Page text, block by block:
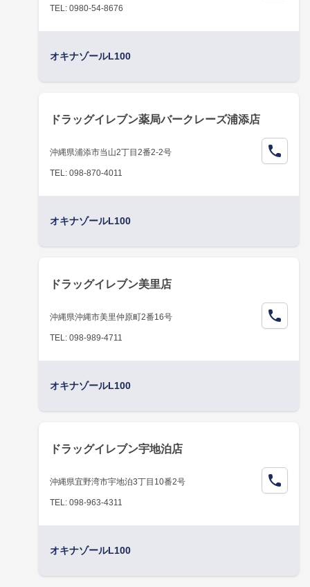
TEL: 0980-54-8676
オキナゾールL100
ドラッグイレブン薬局バークレーズ浦添店
沖縄県浦添市当山2丁目2番2-2号
TEL: 098-870-4011
オキナゾールL100
ドラッグイレブン美里店
沖縄県沖縄市美里仲原町2番16号
TEL: 098-989-4711
オキナゾールL100
ドラッグイレブン宇地泊店
沖縄県宜野湾市宇地泊3丁目10番2号
TEL: 098-963-4311
オキナゾールL100